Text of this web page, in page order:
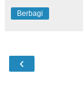
Berbagi
‹